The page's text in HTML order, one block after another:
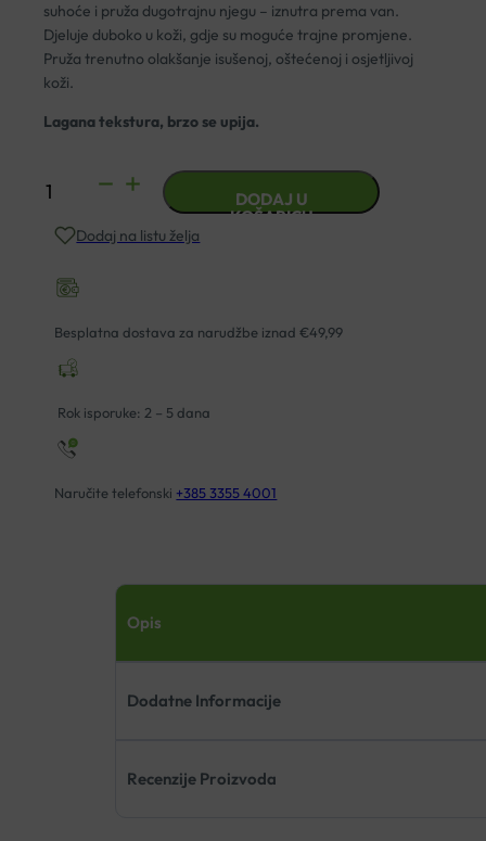
suhoće i pruža dugotrajnu njegu – iznutra prema van.
Djeluje duboko u koži, gdje su moguće trajne promjene.
Pruža trenutno olakšanje isušenoj, oštećenoj i osjetljivoj
koži.
Lagana tekstura, brzo se upija.
BEPANTHOL
HIDRATANTNI
400ML
količina
DODAJ U
KOŠARICU
Dodaj na listu želja
Besplatna dostava za narudžbe iznad €49,99
Rok isporuke: 2 – 5 dana
Naručite telefonski +385 3355 4001
Opis
Dodatne Informacije
Recenzije Proizvoda